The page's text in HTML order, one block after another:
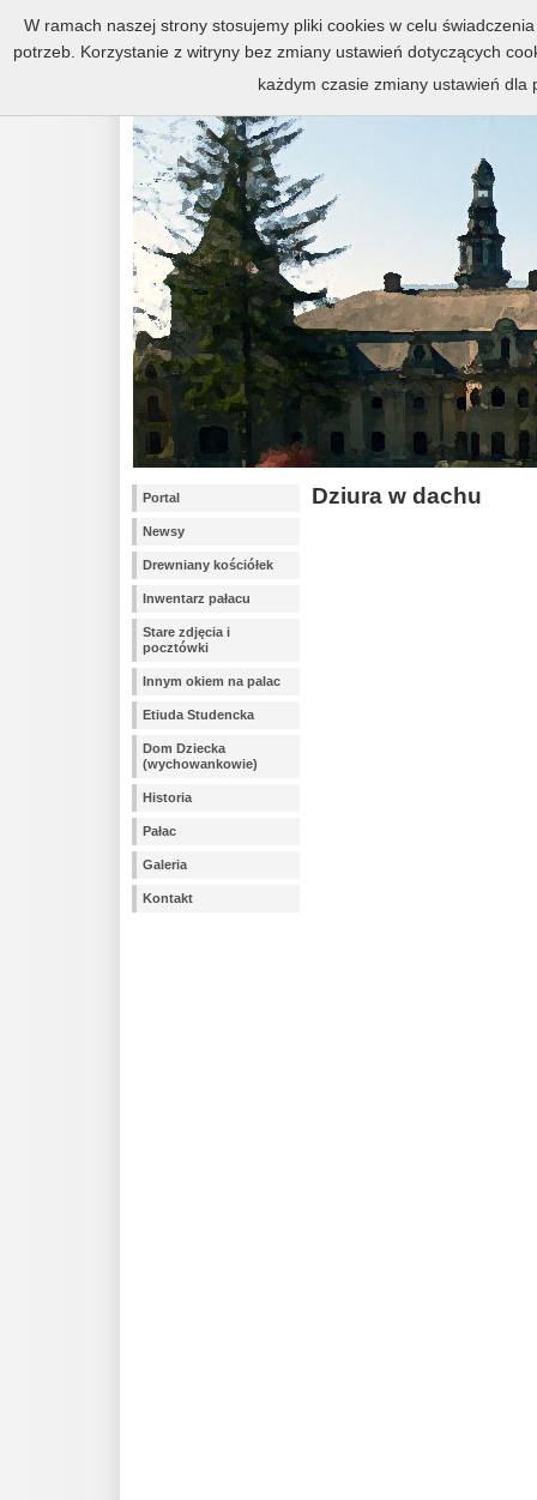
Zespół pałacowo-parkowy w
Portal
Newsy
Drewniany kościółek
Inwentarz pałacu
Stare zdjęcia i
pocztówki
Innym okiem na palac
Etiuda Studencka
Dom Dziecka
(wychowankowie)
Historia
Pałac
Galeria
Kontakt
Dziura w dachu
W ramach naszej strony stosujemy pliki cookies w celu
potrzeb. Korzystanie z witryny bez zmiany ustawień dotyczących
każdym czasie zmiany ustawień dla